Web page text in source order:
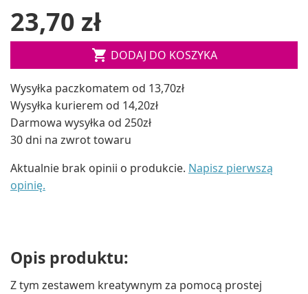
23,70 zł
 DODAJ DO KOSZYKA
Wysyłka paczkomatem od 13,70zł
Wysyłka kurierem od 14,20zł
Darmowa wysyłka od 250zł
30 dni na zwrot towaru
Aktualnie brak opinii o produkcie. Napisz pierwszą
opinię.
Opis produktu:
Z tym zestawem kreatywnym za pomocą prostej